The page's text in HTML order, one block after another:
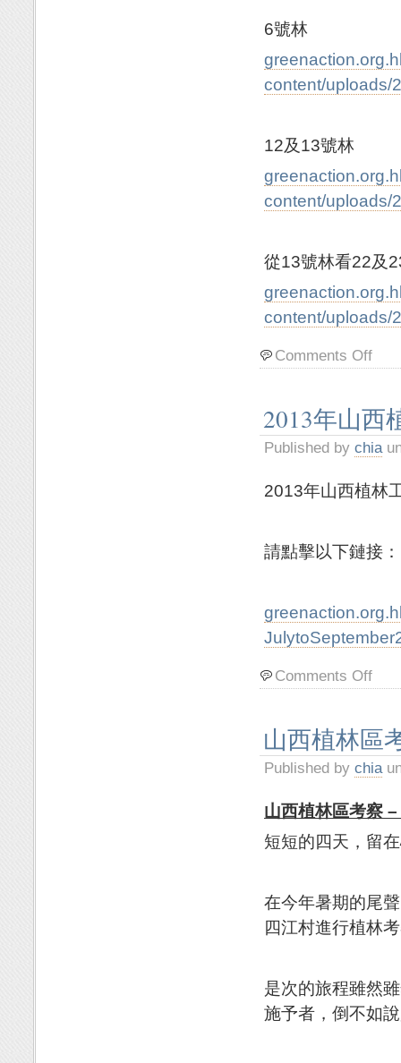
6號林
content/uploads/
12及13號林
content/uploads/
從13號林看22及
content/uploads/
Comments Off
2013年山西
Published by chia
2013年山西植林
請點擊以下鏈接：
Comments Off
山西植林區
Published by chia
山西植林區考察 –
短短的四天，留
在今年暑期的尾
四江村進行植林
是次的旅程雖然
施予者，倒不如